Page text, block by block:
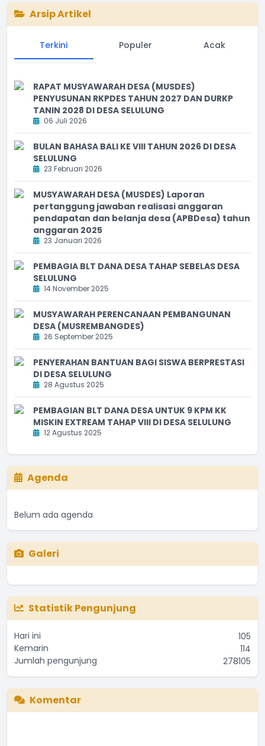
Arsip Artikel
Terkini Populer Acak
RAPAT MUSYAWARAH DESA (MUSDES)
PENYUSUNAN RKPDES TAHUN 2027 DAN DURKP
TANIN 2028 DI DESA SELULUNG
06 Juli 2026
BULAN BAHASA BALI KE VIII TAHUN 2026 DI DESA
SELULUNG
23 Februari 2026
MUSYAWARAH DESA (MUSDES) Laporan
pertanggung jawaban realisasi anggaran
pendapatan dan belanja desa (APBDesa) tahun
anggaran 2025
23 Januari 2026
PEMBAGIA BLT DANA DESA TAHAP SEBELAS DESA
SELULUNG
14 November 2025
MUSYAWARAH PERENCANAAN PEMBANGUNAN
DESA (MUSREMBANGDES)
26 September 2025
PENYERAHAN BANTUAN BAGI SISWA BERPRESTASI
DI DESA SELULUNG
28 Agustus 2025
PEMBAGIAN BLT DANA DESA UNTUK 9 KPM KK
MISKIN EXTREAM TAHAP VIII DI DESA SELULUNG
12 Agustus 2025
Agenda
Belum ada agenda
Galeri
Statistik Pengunjung
Hari ini
105
Kemarin
114
Jumlah pengunjung
278105
Komentar